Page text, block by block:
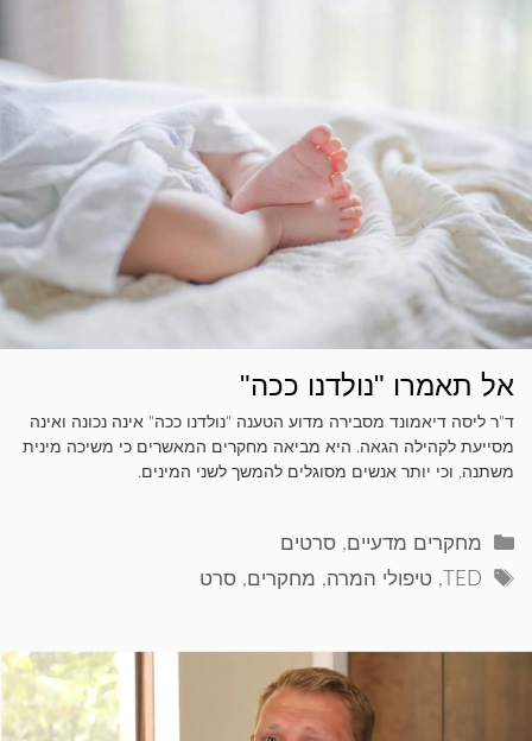
אל תאמרו "נולדנו ככה"
ד"ר ליסה דיאמונד מסבירה מדוע הטענה "נולדנו ככה" אינה נכונה ואינה
מסייעת לקהילה הגאה. היא מביאה מחקרים המאשרים כי משיכה מינית
משתנה, וכי יותר אנשים מסוגלים להמשך לשני המינים.
קטגוריות
מחקרים מדעיים,סרטים
תגיות
TED
,טיפולי המרה, מחקרים,סרט